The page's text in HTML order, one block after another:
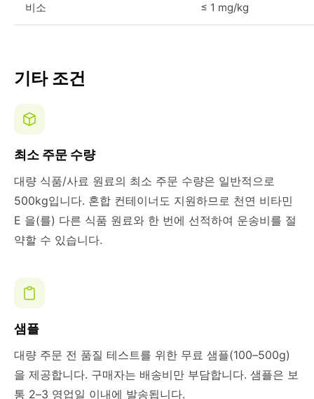
비소 ≤ 1 mg/kg
기타 조건
최소 주문 수량
대량 식품/사료 원료의 최소 주문 수량은 일반적으로
500kg입니다. 혼합 컨테이너도 지원하므로 천연 비타민
E 을(를) 다른 식품 원료와 한 번에 선적하여 운송비를 절
약할 수 있습니다.
샘플
대량 주문 전 품질 테스트를 위한 무료 샘플(100–500g)
을 제공합니다. 구매자는 배송비만 부담합니다. 샘플은 보
통 2–3 영업일 이내에 발송됩니다.